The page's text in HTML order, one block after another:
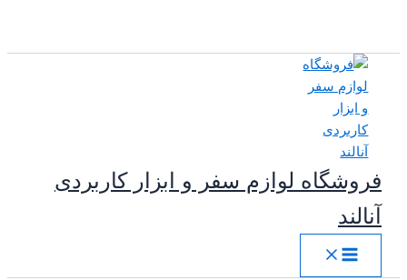
فروشگاه لوازم سفر و ابزار کاربردی
آنالند